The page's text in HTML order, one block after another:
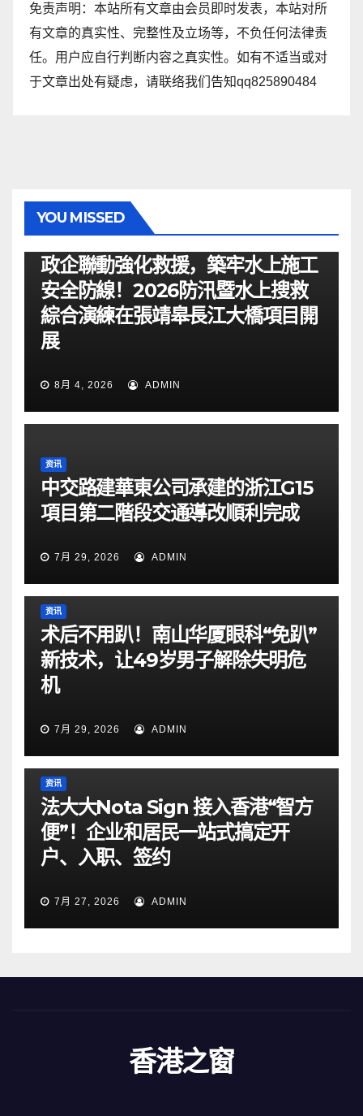
免责声明：本站所有文章由会员即时发表，本站对所
有文章的真实性、完整性及立场等，不负任何法律责
任。用户应自行判断内容之真实性。如有不适当或对
于文章出处有疑虑，请联络我们告知qq825890484
YOU MISSED
政企聯動強化救援，築牢水上施工
安全防線！2026防汛暨水上搜救
綜合演練在張靖皋長江大橋項目開
展
8月 4, 2026 ADMIN
资讯
中交路建華東公司承建的浙江G15
項目第二階段交通導改順利完成
7月 29, 2026 ADMIN
资讯
术后不用趴！南山华厦眼科“免趴”
新技术，让49岁男子解除失明危
机
7月 29, 2026 ADMIN
资讯
法大大Nota Sign 接入香港“智方
便”！企业和居民一站式搞定开
户、入职、签约
7月 27, 2026 ADMIN
香港之窗